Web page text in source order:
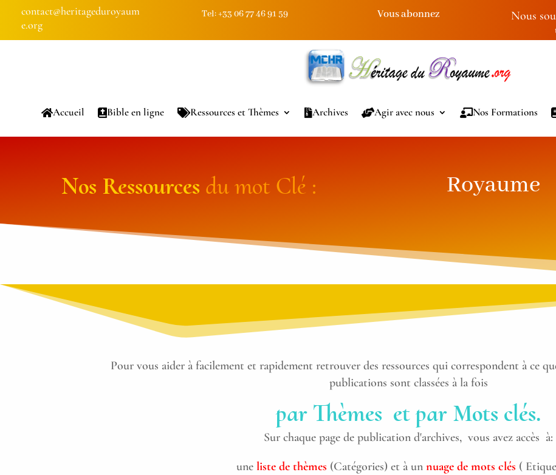
contact@heritageduroyaum
e.org
Tel: +33 06 77 46 91 59 Vous abonnez Nous
Accueil Bible en ligne Ressources et Thèmes Archives Agir avec nous Nos Formations
Nos Ressources du mot Clé : Royaume
Pour vous aider à facilement et rapidement retrouver des ressources qui correspondent à ce
publications sont classées à la fois
par Thèmes et par Mots clés.
Sur chaque page de publication d'archives, vous avez accès à:
une liste de thèmes (Catégories) et à un nuage de mots clés (